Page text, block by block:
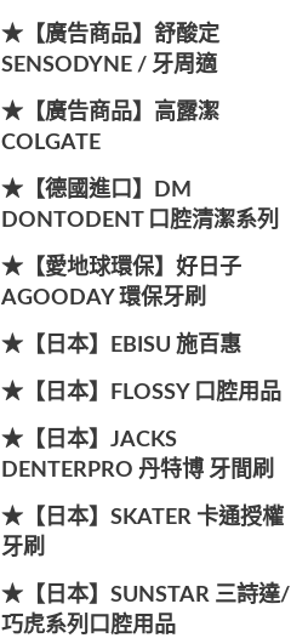
★【廣告商品】舒酸定
SENSODYNE / 牙周適
★【廣告商品】高露潔
COLGATE
★【德國進口】DM
DONTODENT 口腔清潔系列
★【愛地球環保】好日子
AGOODAY 環保牙刷
★【日本】EBISU 施百惠
★【日本】FLOSSY 口腔用品
★【日本】JACKS
DENTERPRO 丹特博 牙間刷
★【日本】SKATER 卡通授權
牙刷
★【日本】SUNSTAR 三詩達/
巧虎系列口腔用品